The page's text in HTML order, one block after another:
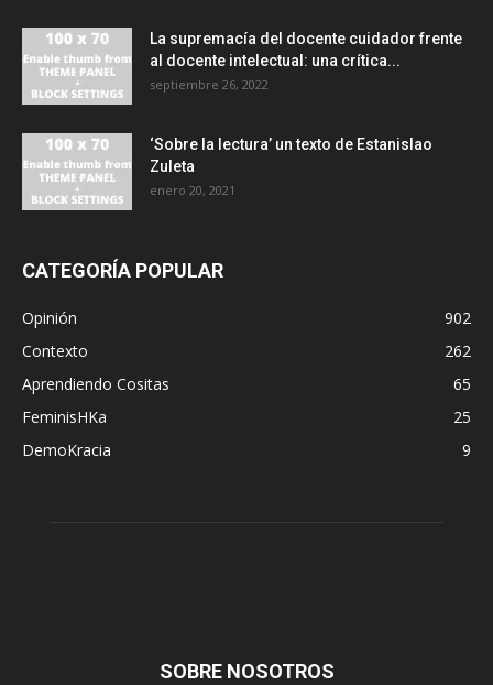
La supremacía del docente cuidador frente
al docente intelectual: una crítica...
septiembre 26, 2022
‘Sobre la lectura’ un texto de Estanislao
Zuleta
enero 20, 2021
CATEGORÍA POPULAR
Opinión
902
Contexto
262
Aprendiendo Cositas
65
FeminisHKa
25
DemoKracia
9
SOBRE NOSOTROS